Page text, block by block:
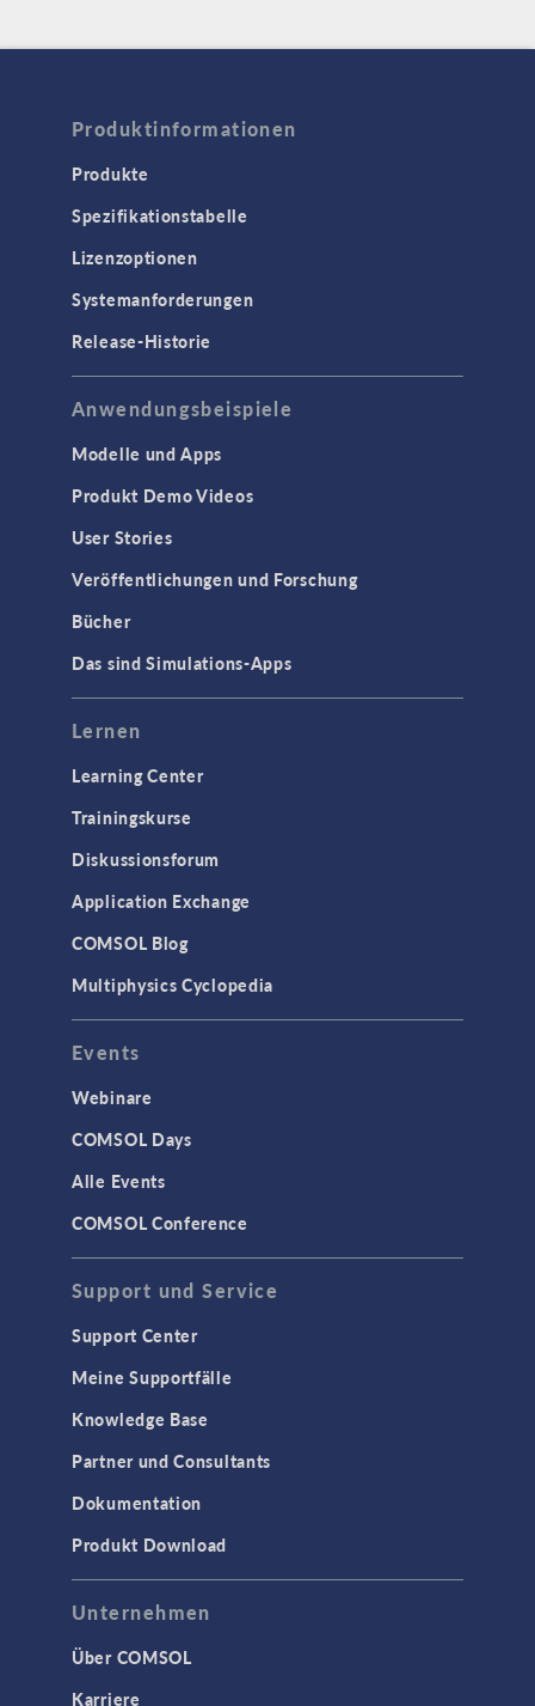
Produktinformationen
Produkte
Spezifikationstabelle
Lizenzoptionen
Systemanforderungen
Release-Historie
Anwendungsbeispiele
Modelle und Apps
Produkt Demo Videos
User Stories
Veröffentlichungen und Forschung
Bücher
Das sind Simulations-Apps
Lernen
Learning Center
Trainingskurse
Diskussionsforum
Application Exchange
COMSOL Blog
Multiphysics Cyclopedia
Events
Webinare
COMSOL Days
Alle Events
COMSOL Conference
Support und Service
Support Center
Meine Supportfälle
Knowledge Base
Partner und Consultants
Dokumentation
Produkt Download
Unternehmen
Über COMSOL
Karriere